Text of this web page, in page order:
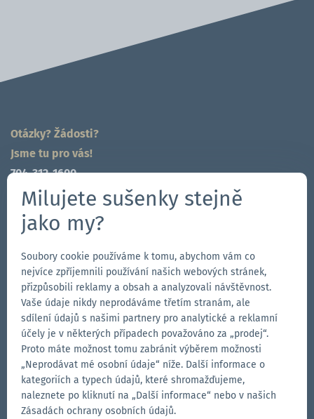
Otázky? Žádosti?
Jsme tu pro vás!
704-312-1600
cz@zingerle.group
Follow us
Přejít
na
stránku
na
Facebooku
Přejít
na
stránku
na
Instagramu
Sledujte
nás
na
YouTube
Přejít
na
stránku
na
LinkedIn
Our Brands
Přejít
na
webové
stránky
Ecotent
Přejít
na
webové
stránky
Aerise
Přejít
na
webové
Milujete sušenky stejně
jako my?
Soubory cookie používáme k tomu, abychom vám co
nejvíce zpříjemnili používání našich webových stránek,
přizpůsobili reklamy a obsah a analyzovali návštěvnost.
Vaše údaje nikdy neprodáváme třetím stranám, ale
sdílení údajů s našimi partnery pro analytické a reklamní
účely je v některých případech považováno za „prodej“.
Proto máte možnost tomu zabránit výběrem možnosti
„Neprodávat mé osobní údaje“ níže. Další informace o
kategoriích a typech údajů, které shromažďujeme,
naleznete po kliknutí na „Další informace“ nebo v našich
Zásadách ochrany osobních údajů.